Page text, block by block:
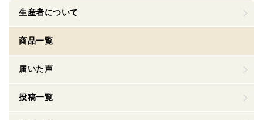
生産者について
商品一覧
届いた声
投稿一覧